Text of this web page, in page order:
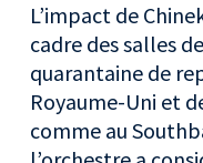
L’impact de
cadre des salles
quarantaine de
Royaume-Uni et
comme au